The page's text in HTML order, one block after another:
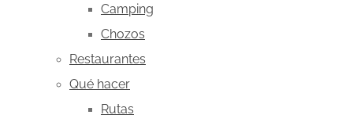
Camping
Chozos
Restaurantes
Qué hacer
Rutas